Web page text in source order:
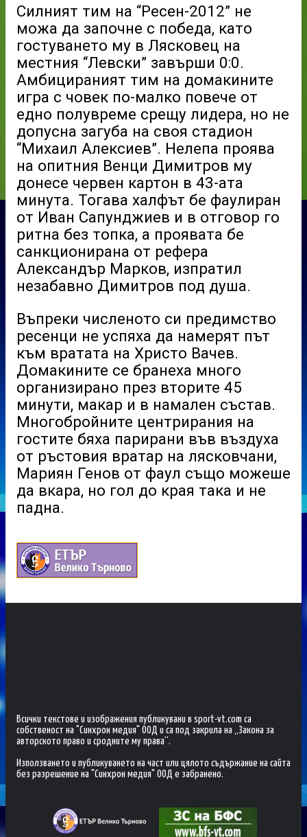
Силният тим на “Ресен-2012” не
можа да започне с победа, като
гостуването му в Лясковец на
местния “Левски” завърши 0:0.
Амбицираният тим на домакините
игра с човек по-малко повече от
едно полувреме срещу лидера, но не
допусна загуба на своя стадион
“Михаил Алексиев”. Нелепа проява
на опитния Венци Димитров му
донесе червен картон в 43-ата
минута. Тогава халфът бе фаулиран
от Иван Сапунджиев и в отговор го
ритна без топка, а проявата бе
санкционирана от рефера
Александър Марков, изпратил
незабавно Димитров под душа.
Въпреки численото си предимство
ресенци не успяха да намерят път
към вратата на Христо Вачев.
Домакините се бранеха много
организирано през вторите 45
минути, макар и в намален състав.
Многобройните центрирания на
гостите бяха парирани във въздуха
от ръстовия вратар на лясковчани,
Мариян Генов от фаул също можеше
да вкара, но гол до края така и не
падна.
Всички текстове и изображения публикувани в sport-vt.com са
собственост на "Синхрон медия" ООД и са под закрила на „Закона за
авторското право и сродните му права“.
Използването и публикуването на част или цялото съдържание на сайта
без разрешение на "Синхрон медия" ООД е забранено.